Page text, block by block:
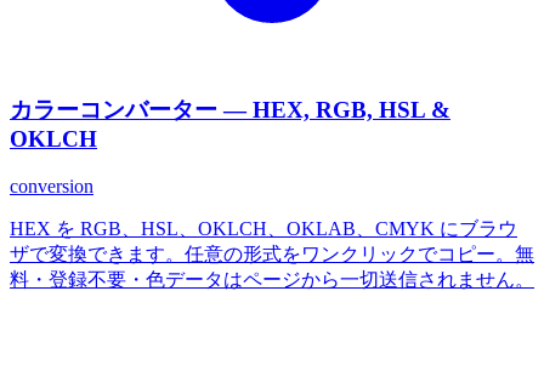
カラーコンバーター — HEX, RGB, HSL &
OKLCH
conversion
HEX を RGB、HSL、OKLCH、OKLAB、CMYK にブラウ
ザで変換できます。任意の形式をワンクリックでコピー。無
料・登録不要・色データはページから一切送信されません。